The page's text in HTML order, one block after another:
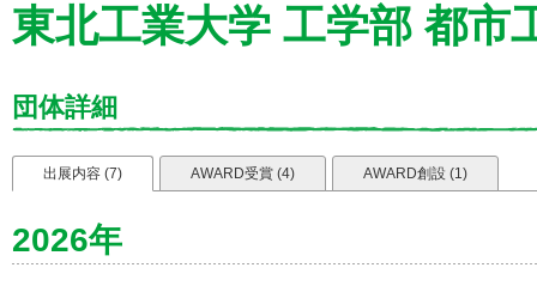
東北工業大学 工学部 都市
団体詳細
出展内容 (7) AWARD受賞 (4) AWARD創設 (1)
2026年